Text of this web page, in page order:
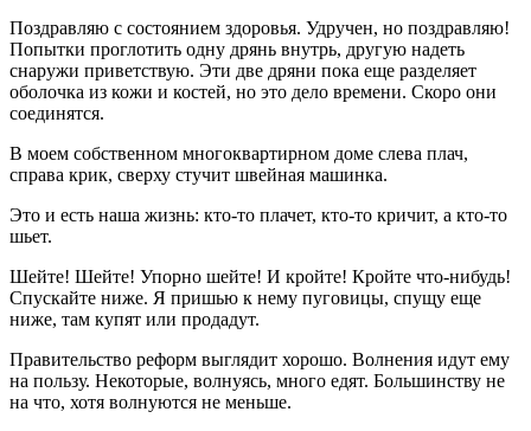
Поздравляю с состоянием здоровья. Удручен, но поздравляю!
Попытки проглотить одну дрянь внутрь, другую надеть
снаружи приветствую. Эти две дряни пока еще разделяет
оболочка из кожи и костей, но это дело времени. Скоро они
соединятся.
В моем собственном многоквартирном доме слева плач,
справа крик, сверху стучит швейная машинка.
Это и есть наша жизнь: кто-то плачет, кто-то кричит, а кто-то
шьет.
Шейте! Шейте! Упорно шейте! И кройте! Кройте что-нибудь!
Спускайте ниже. Я пришью к нему пуговицы, спущу еще
ниже, там купят или продадут.
Правительство реформ выглядит хорошо. Волнения идут ему
на пользу. Некоторые, волнуясь, много едят. Большинству не
на что, хотя волнуются не меньше.